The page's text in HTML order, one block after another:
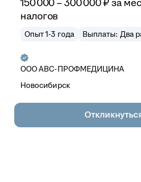
150 000 –300 000₽ за
налогов
Опыт 1-3 года Выплаты: Два
ОООАВС-ПРОФМЕДИЦИНА
Новосибирск